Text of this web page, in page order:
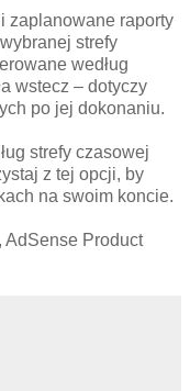
zaplanowane raporty
strefy
według
wstecz – dotyczy
po jej dokonaniu.
strefy czasowej
z tej opcji, by
na swoim koncie.
AdSense Product